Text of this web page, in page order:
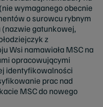
wymaganego obecnie
o surowcu rybnym
gatunkowej,
z
Wsi namawiała MSC na
opracowującymi
identyfikowalności
prac nad
MSC do nowego